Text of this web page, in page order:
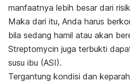
manfaatnya lebih besar dari
Maka dari itu, Anda harus
bila sedang hamil atau akan
Streptomycin juga terbukti
susu ibu (ASI).
Tergantung kondisi dan